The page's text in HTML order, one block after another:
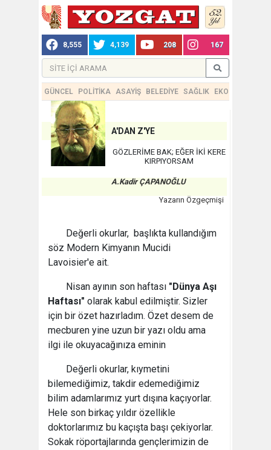
8,555 4,139 208 167
GÜNCEL POLİTİKA ASAYİŞ BELEDİYE SAĞLIK EKONOMİ
A'DAN Z'YE
GÖZLERİME BAK; EĞER İKİ KERE
KIRPIYORSAM
A.Kadir ÇAPANOĞLU
Yazarın Özgeçmişi
Değerli okurlar, başlıkta kullandığım
söz Modern Kimyanın Mucidi
Lavoisier'e ait.
Nisan ayının son haftası "Dünya Aşı
Haftası" olarak kabul edilmiştir. Sizler
için bir özet hazırladım. Özet desem de
mecburen yine uzun bir yazı oldu ama
ilgi ile okuyacağınıza eminin
Değerli okurlar, kıymetini
bilemediğimiz, takdir edemediğimiz
bilim adamlarımız yurt dışına kaçıyorlar.
Hele son birkaç yıldır özellikle
doktorlarımız bu kaçışta başı çekiyorlar.
Sokak röportajlarında gençlerimizin de